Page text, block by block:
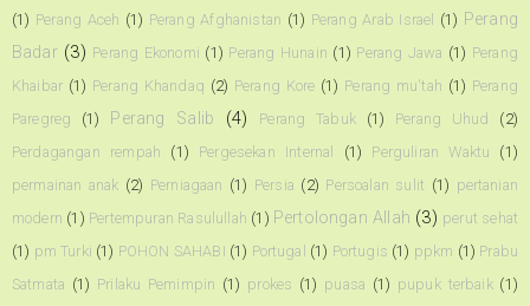
(1) Perang Aceh (1) Perang Afghanistan (1) Perang Arab Israel (1) Perang
Badar (3) Perang Ekonomi (1) Perang Hunain (1) Perang Jawa (1) Perang
Khaibar (1) Perang Khandaq (2) Perang Kore (1) Perang mu'tah (1) Perang
Paregreg
(1) Perang Salib (4) Perang Tabuk (1) Perang Uhud
(2)
Perdagangan rempah
(1) Pergesekan Internal (1) Perguliran Waktu
(1)
permainan anak (2) Perniagaan (1) Persia (2) Persoalan sulit (1) pertanian
modern (1) Pertempuran Rasulullah (1) Pertolongan Allah (3) perut sehat
(1) pm Turki (1) POHON SAHABI (1) Portugal (1) Portugis (1) ppkm (1) Prabu
Satmata (1) Prilaku Pemimpin (1) prokes (1) puasa (1) pupuk terbaik (1)